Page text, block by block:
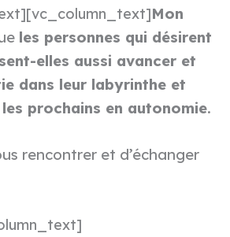
Mon
les personnes qui désirent
elles aussi avancer et
dans leur labyrinthe et
prochains en autonomie.
rencontrer et d’échanger